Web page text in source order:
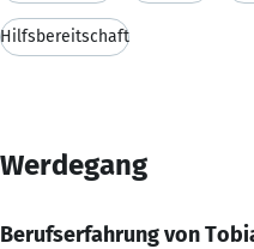
Hilfsbereitschaft
Werdegang
Berufserfahrung von